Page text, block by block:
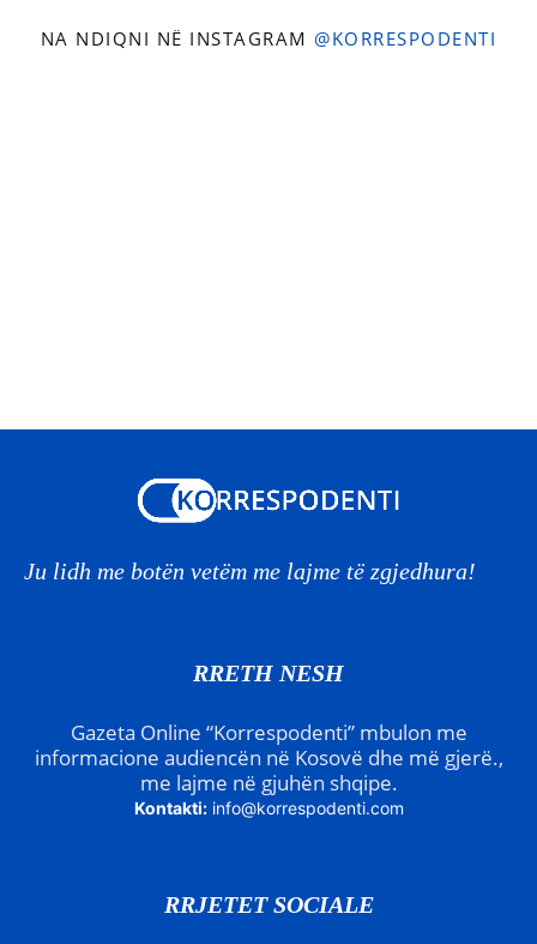
NA NDIQNI NË INSTAGRAM @KORRESPODENTI
Ju lidh me botën vetëm me lajme të zgjedhura!
RRETH NESH
Gazeta Online “Korrespodenti” mbulon me
informacione audiencën në Kosovë dhe më gjerë.,
me lajme në gjuhën shqipe.
Kontakti: info@korrespodenti.com
RRJETET SOCIALE